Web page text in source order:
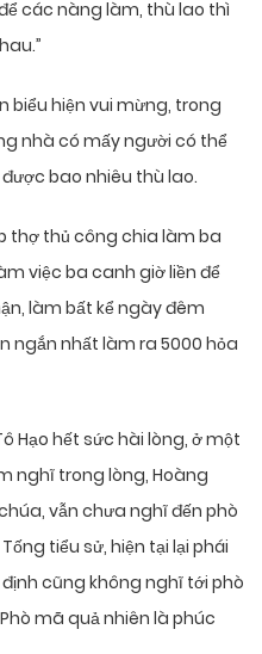
các nàng làm, thù lao thì
biểu hiện vui mừng, trong
nhà có mấy người có thể
bao nhiêu thù lao.
thợ thủ công chia làm ba
việc ba canh giờ liền để
làm bất kể ngày đêm
ngắn nhất làm ra 5000 hỏa
Hạo hết sức hài lòng, ở một
nghĩ trong lòng, Hoàng
vẫn chưa nghĩ đến phò
tiểu sử, hiện tại lại phái
cũng không nghĩ tới phò
mã quả nhiên là phúc